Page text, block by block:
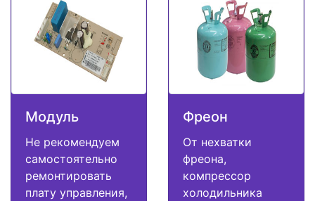
Модуль
Не рекомендуем
самостоятельно
ремонтировать
плату управления,
Фреон
От нехватки
фреона,
компрессор
холодильника